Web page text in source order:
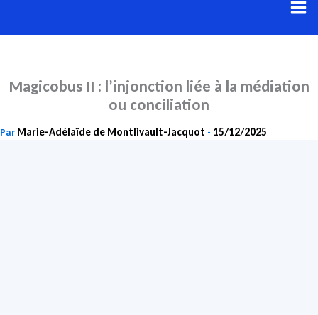
au
Magicobus II : l’injonction liée à la médiation
ou conciliation
Par Marie-Adélaïde de Montlivault-Jacquot - 15/12/2025